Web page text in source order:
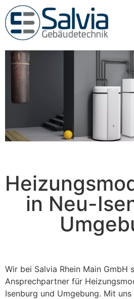
in Neu-
Wir bei Salvia Rhein Main GmbH
Ansprechpartner für
Isenburg und Umgebung. Mit